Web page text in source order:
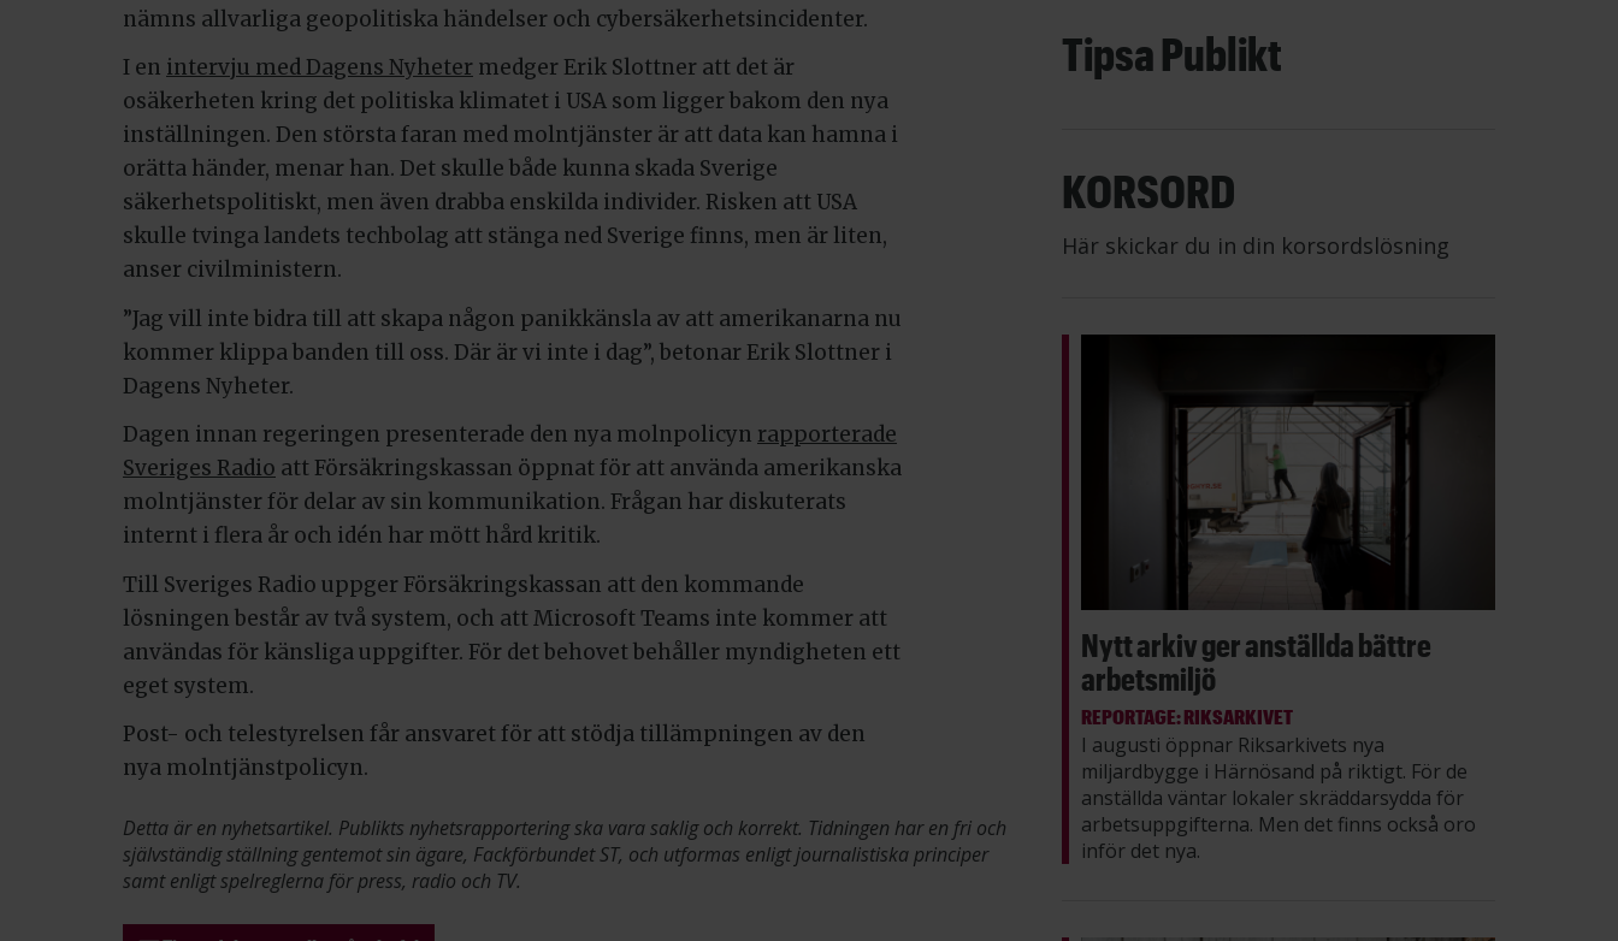
nämns allvarliga geopolitiska händelser och cybersäkerhetsincidenter.
I en intervju med Dagens Nyheter medger Erik Slottner att det är
osäkerheten kring det politiska klimatet i USA som ligger bakom den nya
inställningen. Den största faran med molntjänster är att data kan hamna i
orätta händer, menar han. Det skulle både kunna skada Sverige
säkerhetspolitiskt, men även drabba enskilda individer. Risken att USA
skulle tvinga landets techbolag att stänga ned Sverige finns, men är liten,
anser civilministern.
”Jag vill inte bidra till att skapa någon panikkänsla av att amerikanarna nu
kommer klippa banden till oss. Där är vi inte i dag”, betonar Erik Slottner i
Dagens Nyheter.
Dagen innan regeringen presenterade den nya molnpolicyn rapporterade
Sveriges Radio att Försäkringskassan öppnat för att använda amerikanska
molntjänster för delar av sin kommunikation. Frågan har diskuterats
internt i flera år och idén har mött hård kritik.
Till Sveriges Radio uppger Försäkringskassan att den kommande
lösningen består av två system, och att Microsoft Teams inte kommer att
användas för känsliga uppgifter. För det behovet behåller myndigheten ett
eget system.
Post- och telestyrelsen får ansvaret för att stödja tillämpningen av den
nya molntjänstpolicyn.
Detta är en nyhetsartikel. Publikts nyhetsrapportering ska vara saklig och korrekt. Tidningen har en fri och
självständig ställning gentemot sin ägare, Fackförbundet ST, och utformas enligt journalistiska principer
samt enligt spelreglerna för press, radio och TV.
Tipsa Publikt
KORSORD
Här skickar du in din korsordslösning
Nytt arkiv ger anställda bättre
arbetsmiljö
REPORTAGE: RIKSARKIVET
I augusti öppnar Riksarkivets nya
miljardbygge i Härnösand på riktigt. För de
anställda väntar lokaler skräddarsydda för
arbetsuppgifterna. Men det finns också oro
inför det nya.